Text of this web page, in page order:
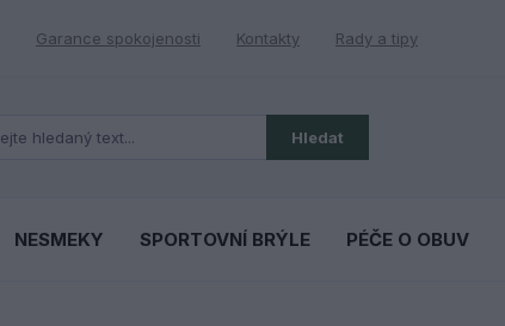
Garance spokojenosti Kontakty Rady a tipy
Hledat
NESMEKY SPORTOVNÍ BRÝLE PÉČE O OBUV